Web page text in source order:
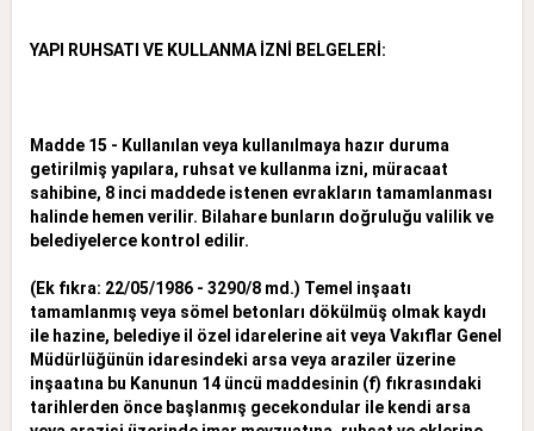
YAPI RUHSATI VE KULLANMA İZNİ BELGELERİ:
Madde 15 - Kullanılan veya kullanılmaya hazır duruma
getirilmiş yapılara, ruhsat ve kullanma izni, müracaat
sahibine, 8 inci maddede istenen evrakların tamamlanması
halinde hemen verilir. Bilahare bunların doğruluğu valilik ve
belediyelerce kontrol edilir.
(Ek fıkra: 22/05/1986 - 3290/8 md.) Temel inşaatı
tamamlanmış veya sömel betonları dökülmüş olmak kaydı
ile hazine, belediye il özel idarelerine ait veya Vakıflar Genel
Müdürlüğünün idaresindeki arsa veya araziler üzerine
inşaatına bu Kanunun 14 üncü maddesinin (f) fıkrasındaki
tarihlerden önce başlanmış gecekondular ile kendi arsa